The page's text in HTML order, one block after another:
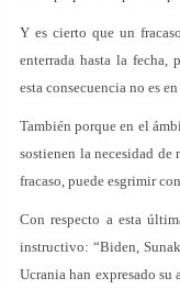
Y es cierto que un
enterrada hasta la fecha,
esta consecuencia no es
También porque en el
sostienen la necesidad de
fracaso, puede esgrimir
Con respecto a esta
instructivo: “Biden,
Ucrania han expresado